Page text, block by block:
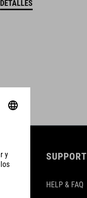
DETALLES
SUPPORT
HELP & FAQ